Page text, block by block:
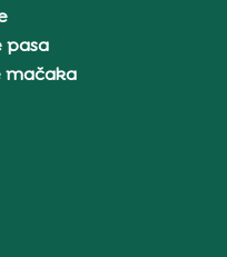
pasa
mačaka